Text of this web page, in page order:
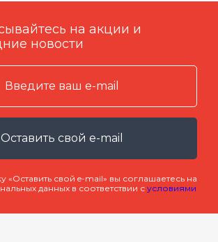
на акции и
новости
Оставить свой e-mail
«Оставить свой e-mail» вы соглашаетесь на
данных в соответствии с условиями